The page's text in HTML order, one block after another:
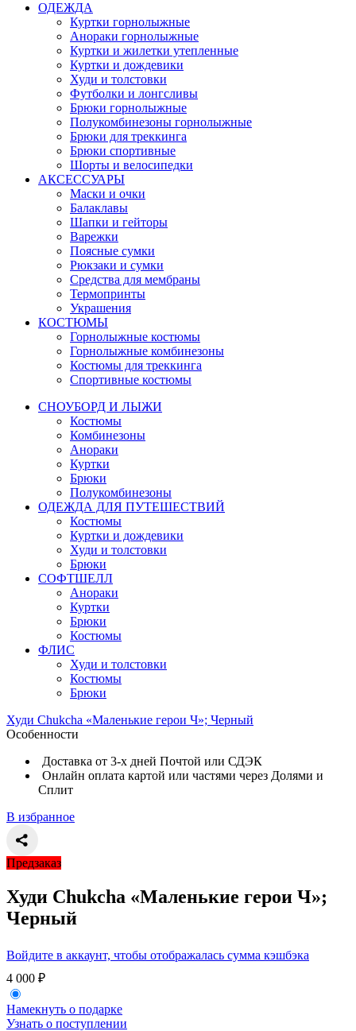
ОДЕЖДА
Куртки горнолыжные
Анораки горнолыжные
Куртки и жилетки утепленные
Куртки и дождевики
Худи и толстовки
Футболки и лонгсливы
Брюки горнолыжные
Полукомбинезоны горнолыжные
Брюки для треккинга
Брюки спортивные
Шорты и велосипедки
АКСЕССУАРЫ
Маски и очки
Балаклавы
Шапки и гейторы
Варежки
Поясные сумки
Рюкзаки и сумки
Средства для мембраны
Термопринты
Украшения
КОСТЮМЫ
Горнолыжные костюмы
Горнолыжные комбинезоны
Костюмы для треккинга
Спортивные костюмы
СНОУБОРД И ЛЫЖИ
Костюмы
Комбинезоны
Анораки
Куртки
Брюки
Полукомбинезоны
ОДЕЖДА ДЛЯ ПУТЕШЕСТВИЙ
Костюмы
Куртки и дождевики
Худи и толстовки
Брюки
СОФТШЕЛЛ
Анораки
Куртки
Брюки
Костюмы
ФЛИС
Худи и толстовки
Костюмы
Брюки
Худи Сhukcha «Маленькие герои Ч»; Черный
Особенности
Доставка от 3-х дней Почтой или СДЭК
Онлайн оплата картой или частями через Долями и
Сплит
В избранное
Предзаказ
Худи Сhukcha «Маленькие герои Ч»;
Черный
Войдите в аккаунт, чтобы отображалась сумма кэшбэка
4 000 ₽
Намекнуть о подарке
Узнать о поступлении